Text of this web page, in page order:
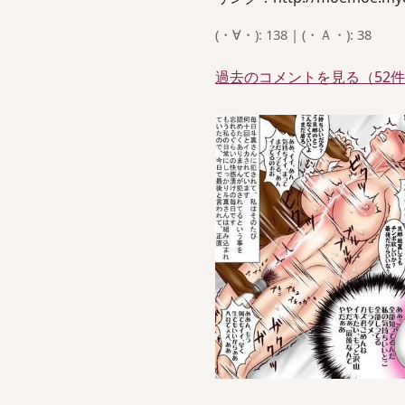
(・∀・): 138 | (・Ａ・): 38
過去のコメントを見る（52